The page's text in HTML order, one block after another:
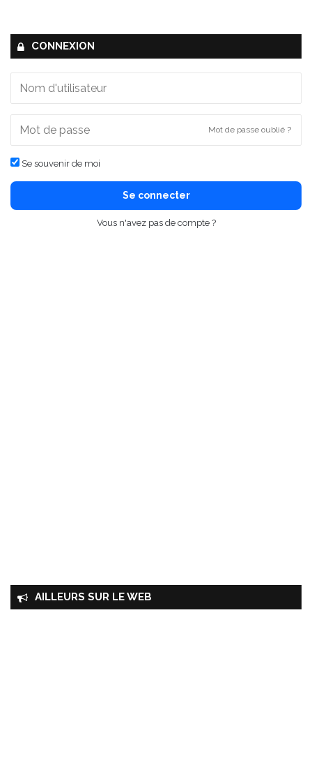
CONNEXION
Mot de passe oublié ?
Se souvenir de moi
Se connecter
Vous n'avez pas de compte ?
AILLEURS SUR LE WEB